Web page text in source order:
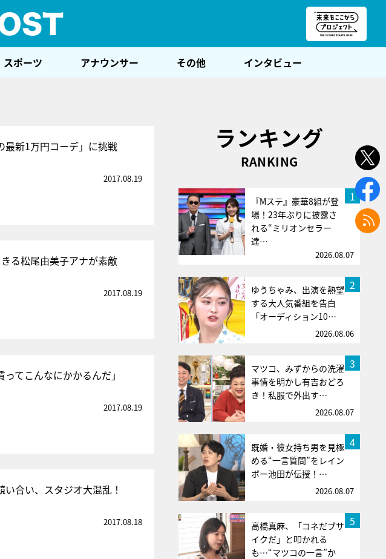
スポーツ アナウンサー その他 インタビュー
最新1万円コーデ」に挑戦
2017.08.19
る松尾由美子アナが素敵
2017.08.19
てこんなにかかるんだ」
2017.08.19
合い、スタジオ大混乱！
2017.08.18
ランキング
RANKING
1
『Mステ』豪華8組が登
場！23年ぶりに披露さ
れる“ミリオンセラー
達…
2026.08.07
2
ゆうちゃみ、出演を熱望
する大人気番組を告白
「オーディション10…
2026.08.06
3
マツコ、みずからの洗濯
事情を明かし有吉おどろ
き！私服で外出す…
2026.08.07
4
既婚・彼女持ち男を見極
める“一言質問”をレイン
ボー池田が伝授！…
2026.08.07
5
高橋真麻、「コネだブサ
イクだ」と叩かれる
も…“マツコの一言”か